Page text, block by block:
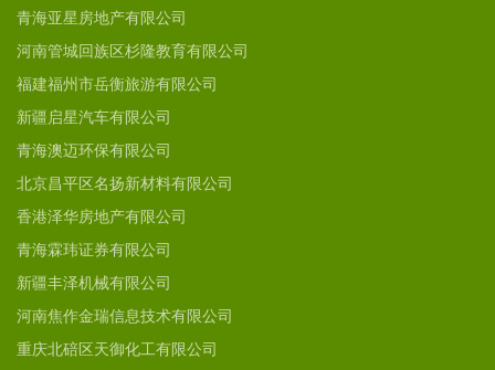
青海亚星房地产有限公司
河南管城回族区杉隆教育有限公司
福建福州市岳衡旅游有限公司
新疆启星汽车有限公司
青海澳迈环保有限公司
北京昌平区名扬新材料有限公司
香港泽华房地产有限公司
青海霖玮证券有限公司
新疆丰泽机械有限公司
河南焦作金瑞信息技术有限公司
重庆北碚区天御化工有限公司